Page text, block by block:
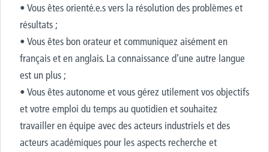
• Vous êtes orienté.e.s vers la résolution des problèmes et
résultats ;
• Vous êtes bon orateur et communiquez aisément en
français et en anglais. La connaissance d’une autre langue
est un plus ;
• Vous êtes autonome et vous gérez utilement vos objectifs
et votre emploi du temps au quotidien et souhaitez
travailler en équipe avec des acteurs industriels et des
acteurs académiques pour les aspects recherche et